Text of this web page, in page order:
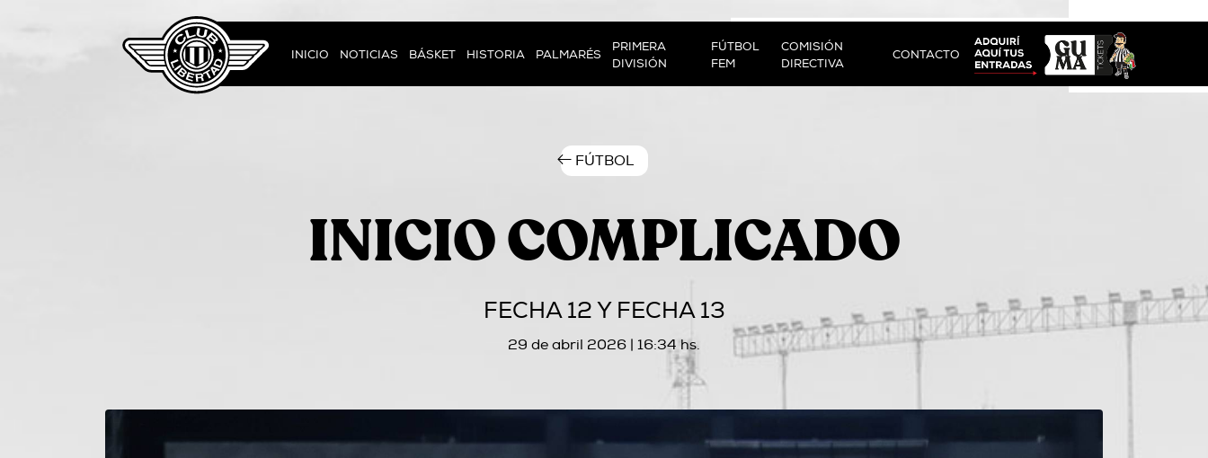
INICIO NOTICIAS BÁSKET HISTORIA PALMARÉS
PRIMERA
DIVISIÓN
FÚTBOL
FEM
COMISIÓN
DIRECTIVA
CONTACTO
FÚTBOL
INICIO COMPLICADO
FECHA 12 Y FECHA 13
29 de abril 2026 | 16:34 hs.